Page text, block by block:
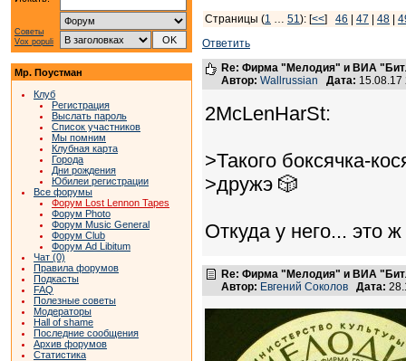
Советы
Vox populi
Мр. Поустман
Клуб
Регистрация
Выслать пароль
Список участников
Мы помним
Клубная карта
Города
Дни рождения
Юбилеи регистрации
Все форумы
Форум Lost Lennon Tapes
Форум Photo
Форум Music General
Форум Club
Форум Ad Libitum
Чат (0)
Правила форумов
Подкасты
FAQ
Полезные советы
Модераторы
Hall of shame
Последние сообщения
Архив форумов
Статистика
Страницы (1 … 51): [<<] 46 47 48
Ответить
Re: Фирма "Мелодия" и ВИА
Автор: Wallrussian Дата:
2McLenHarSt:
>Такого боксячка-
>дружэ 🎲
Откуда у него... это ж
Re: Фирма "Мелодия" и ВИА
Автор: Евгений Соколов Дата: